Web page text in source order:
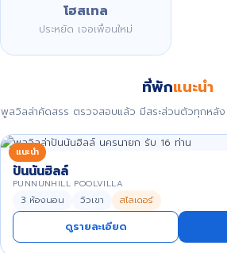
โฮสเทล
ประหยัด เจอเพื่อนใหม่
ที่พักแนะนำ
พูลวิลล่าคัดสรร ตรวจสอบแล้ว มีสระส่วนตัวทุกหลั
แนะนำ
ปันนันฮิลล์
PUNNUNHILL POOLVILLA
3 ห้องนอน วิวเขา สไลเดอร์
ดูรายละเอียด